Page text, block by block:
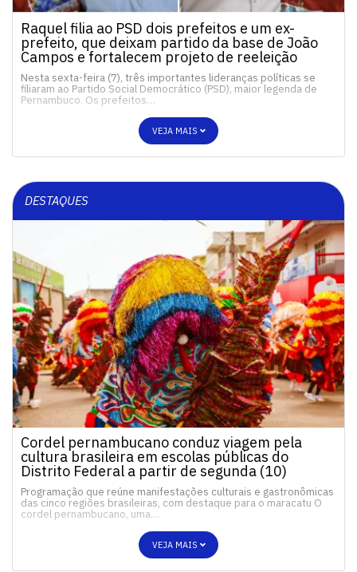
Raquel filia ao PSD dois prefeitos e um ex-
prefeito, que deixam partido da base de João
Campos e fortalecem projeto de reeleição
Nesta sexta-feira (7), três importantes lideranças políticas se
filiaram ao Partido Social Democrático (PSD), maior legenda de
Pernambuco. Os prefeitos…
VEJA MAIS
DESTAQUES
Cordel pernambucano conduz viagem pela
cultura brasileira em escolas públicas do
Distrito Federal a partir de segunda (10)
Programação que reúne manifestações culturais e gastronômicas
das cinco regiões brasileiras, com destaque para o maracatu O
cordel pernambucano, uma…
VEJA MAIS